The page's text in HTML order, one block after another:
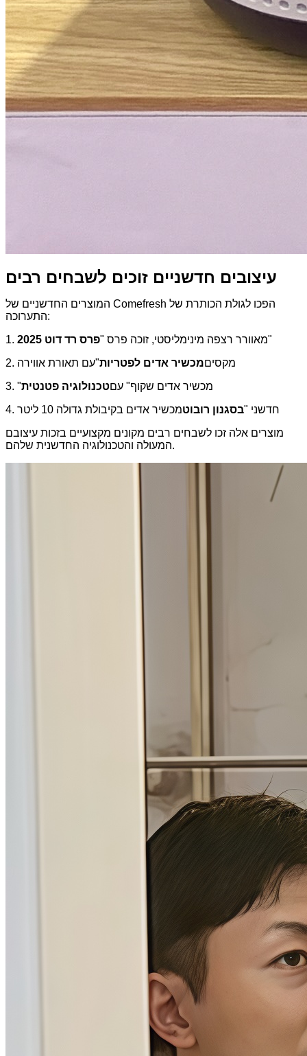
עיצובים חדשניים זוכים לשבחים רבים
המוצרים החדשניים של Comefresh הפכו לגולת הכותרת של
התערוכה:
1. מאוורר רצפה מינימליסטי, זוכה פרס "פרס רד דוט 2025
"
2. מקסיםמכשיר אדים לפטריות"עם תאורת אווירה
3. "מכשיר אדים שקוף" עםטכנולוגיה פטנטית
4. חדשני "בסגנון רובוטמכשיר אדים בקיבולת גדולה 10 ליטר
מוצרים אלה זכו לשבחים רבים מקונים מקצועיים בזכות עיצובם
המעולה והטכנולוגיה החדשנית שלהם.